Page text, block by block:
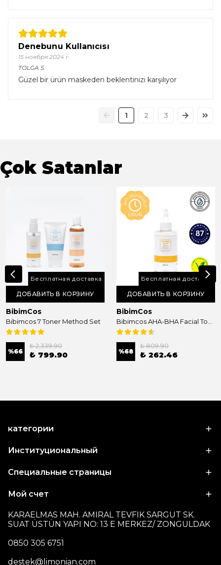
Denebunu Kullanıcısı
15 ноября 2024 г.
TOLGA S.
Güzel bir ürün maskeden beklentinizi karşılıyor
1 2 3
Çok Satanlar
Бесплатная доставка
ДОБАВИТЬ В КОРЗИНУ
BibimCos
Bibimcos 7 Toner Method Set
%66
₺ 2,339.90
₺ 799.90
Бесплатная доставка
ДОБАВИТЬ В КОРЗИНУ
BibimCos
%68
₺ 809.90
₺ 262.46
категории
Институциональный
Специальные страницы
Мой счет
KARAELMAS MAH. AMIRAL TEVFIK SARGUT SK.
SUAT ÜSTÜN YAPI NO: 13 E MERKEZ/ ZONGULDAK
0850 305 6751
destek@limonian.com